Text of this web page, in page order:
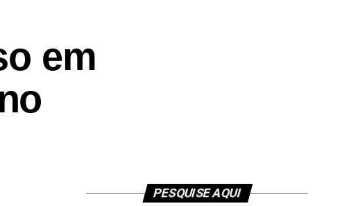
em
PESQUISE AQUI